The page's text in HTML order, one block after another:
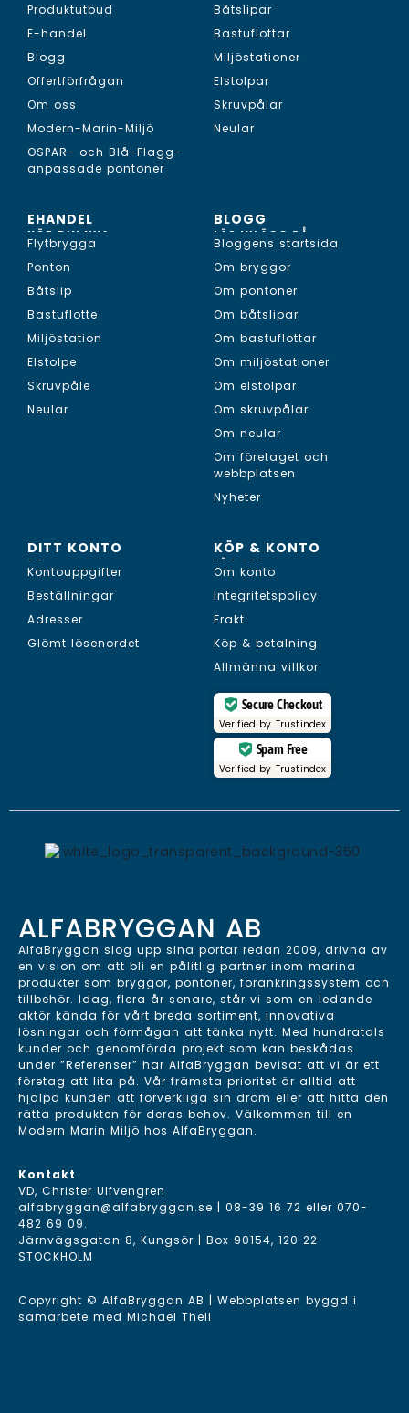
Produktutbud
E-handel
Blogg
Offertförfrågan
Om oss
Modern-Marin-Miljö
OSPAR- och Blå-Flagg-
anpassade pontoner
Båtslipar
Bastuflottar
Miljöstationer
Elstolpar
Skruvpålar
Neular
EHANDEL
KÖP DIN NYA...
Flytbrygga
Ponton
Båtslip
Bastuflotte
Miljöstation
Elstolpe
Skruvpåle
Neular
BLOGG
LÄS INLÄGG PÅ...
Bloggens startsida
Om bryggor
Om pontoner
Om båtslipar
Om bastuflottar
Om miljöstationer
Om elstolpar
Om skruvpålar
Om neular
Om företaget och
webbplatsen
Nyheter
DITT KONTO
SE...
Kontouppgifter
Beställningar
Adresser
Glömt lösenordet
KÖP & KONTO
LÄS OM...
Om konto
Integritetspolicy
Frakt
Köp & betalning
Allmänna villkor
Secure Checkout
Verified by Trustindex
Spam Free
Verified by Trustindex
ALFABRYGGAN AB
AlfaBryggan slog upp sina portar redan 2009, drivna av
en vision om att bli en pålitlig partner inom marina
produkter som bryggor, pontoner, förankringssystem och
tillbehör. Idag, flera år senare, står vi som en ledande
aktör kända för vårt breda sortiment, innovativa
lösningar och förmågan att tänka nytt. Med hundratals
kunder och genomförda projekt som kan beskådas
under ”Referenser” har AlfaBryggan bevisat att vi är ett
företag att lita på. Vår främsta prioritet är alltid att
hjälpa kunden att förverkliga sin dröm eller att hitta den
rätta produkten för deras behov. Välkommen till en
Modern Marin Miljö hos AlfaBryggan.
Kontakt
VD, Christer Ulfvengren
alfabryggan@alfabryggan.se | 08-39 16 72 eller 070-
482 69 09.
Järnvägsgatan 8, Kungsör | Box 90154, 120 22
STOCKHOLM
Copyright © AlfaBryggan AB | Webbplatsen byggd i
samarbete med Michael Thell